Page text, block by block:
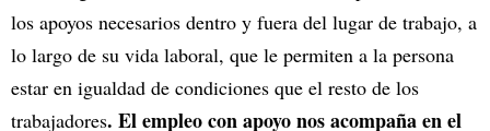
los apoyos necesarios dentro y fuera del lugar de trabajo, a
lo largo de su vida laboral, que le permiten a la persona
estar en igualdad de condiciones que el resto de los
trabajadores. El empleo con apoyo nos acompaña en el